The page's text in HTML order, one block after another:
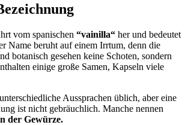
vom spanischen “vainilla“ her und bedeutet
Name beruht auf einem Irrtum, denn die
botanisch gesehen keine Schoten, sondern
einige große Samen, Kapseln viele
Aussprachen üblich, aber eine
ist nicht gebräuchlich. Manche nennen
der Gewürze.